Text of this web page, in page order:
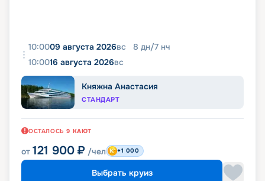
10:0009 августа 2026вс 8 дн/7 нч
10:0016 августа 2026вс
Княжна Анастасия
СТАНДАРТ
ОСТАЛОСЬ 9 КАЮТ
от 121 900 ₽ /чел +1 000
Выбрать круиз